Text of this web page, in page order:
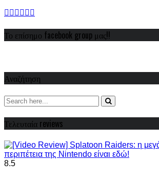
Το επίσημο facebook group μας!!
Αναζήτηση
Τελευταία reviews
8.5